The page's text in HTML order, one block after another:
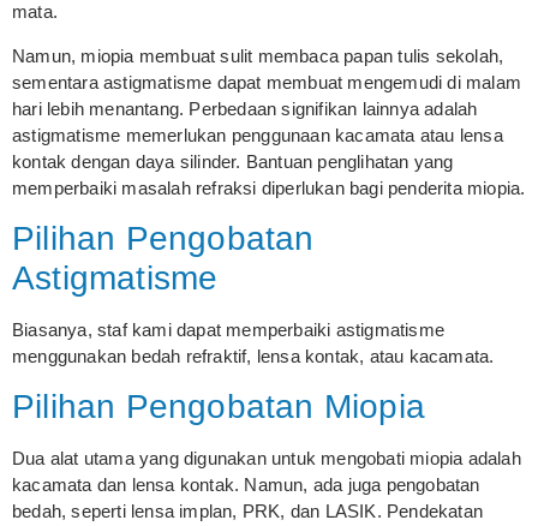
mata.
Namun, miopia membuat sulit membaca papan tulis sekolah,
sementara astigmatisme dapat membuat mengemudi di malam
hari lebih menantang. Perbedaan signifikan lainnya adalah
astigmatisme memerlukan penggunaan kacamata atau lensa
kontak dengan daya silinder. Bantuan penglihatan yang
memperbaiki masalah refraksi diperlukan bagi penderita miopia.
Pilihan Pengobatan
Astigmatisme
Biasanya, staf kami dapat memperbaiki astigmatisme
menggunakan bedah refraktif, lensa kontak, atau kacamata.
Pilihan Pengobatan Miopia
Dua alat utama yang digunakan untuk mengobati miopia adalah
kacamata dan lensa kontak. Namun, ada juga pengobatan
bedah, seperti lensa implan, PRK, dan LASIK. Pendekatan